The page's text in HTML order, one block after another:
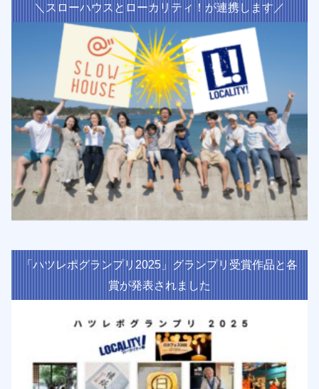
＼スローハウスとローカリティ！が連携します／
「ハツレポグランプリ2025」グランプリ受賞作品と各
賞が発表されました